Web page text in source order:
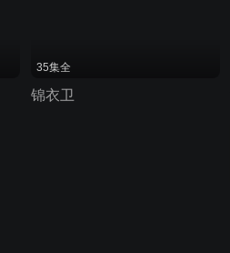
35集全
锦衣卫